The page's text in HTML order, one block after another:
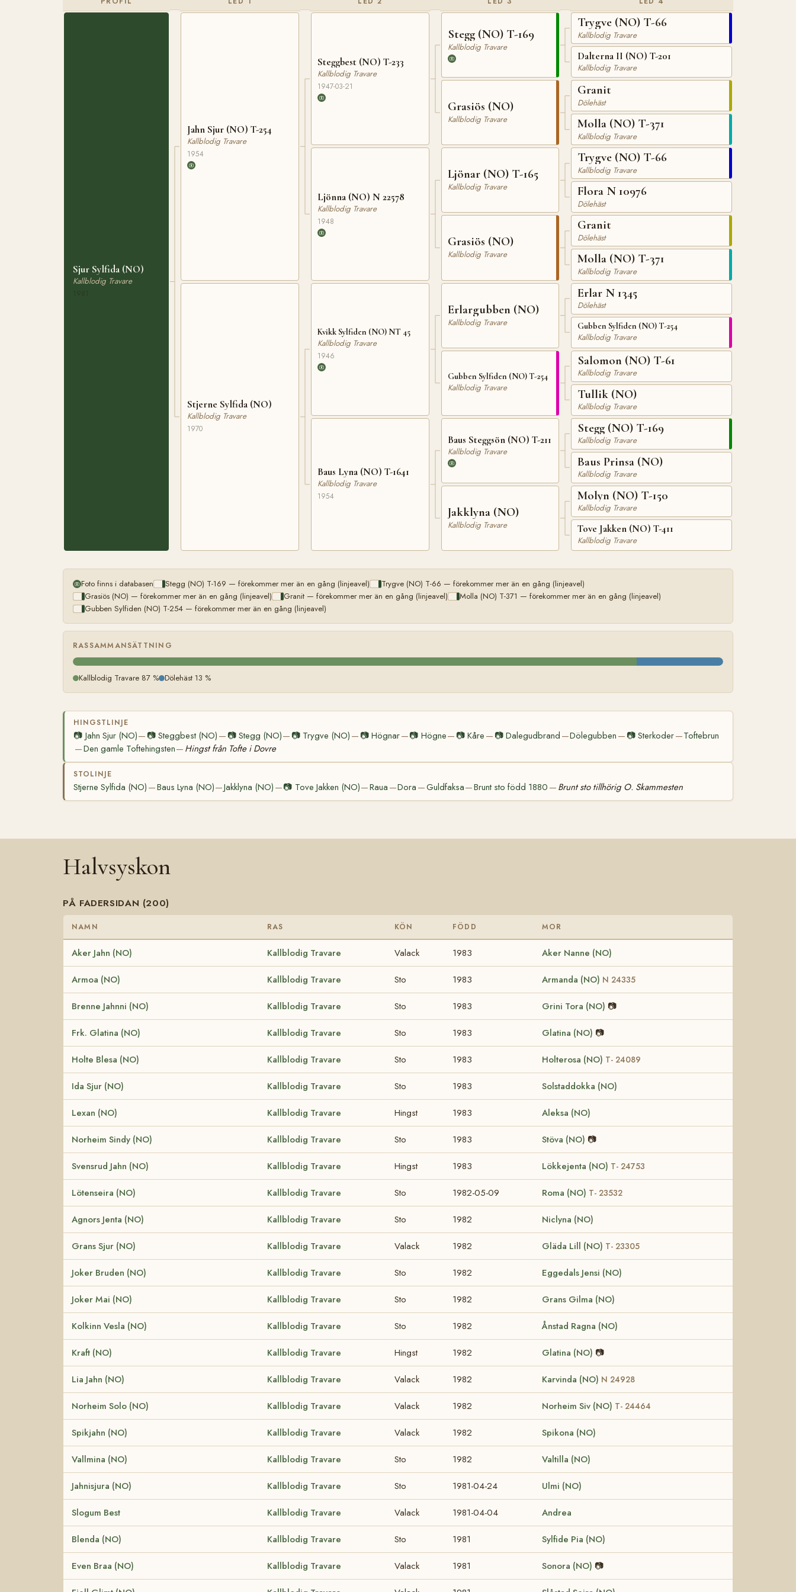
Sjur Sylfida (NO)
Kallblodig Travare
Jahn Sjur (NO) T-254
Kallblodig Travare
1954
Stjerne Sylfida (NO)
Kallblodig Travare
1970
Steggbest (NO) T-233
Kallblodig Travare
1947-03-21
Ljönna (NO) N 22578
Kallblodig Travare
1948
Kvikk Sylfiden (NO) NT 45
Kallblodig Travare
1946
Baus Lyna (NO) T-1641
Kallblodig Travare
1954
Stegg (NO) T-169
Kallblodig Travare
Grasiös (NO)
Kallblodig Travare
Ljönar (NO) T-165
Kallblodig Travare
Grasiös (NO)
Kallblodig Travare
Erlargubben (NO)
Kallblodig Travare
Gubben Sylfiden (NO) T-254
Kallblodig Travare
Baus Steggsön (NO) T-211
Kallblodig Travare
Jakklyna (NO)
Kallblodig Travare
Trygve (NO) T-66
Kallblodig Travare
Dalterna II (NO) T-201
Kallblodig Travare
Granit
Dölehäst
Molla (NO) T-371
Kallblodig Travare
Trygve (NO) T-66
Kallblodig Travare
Flora N 10976
Dölehäst
Granit
Dölehäst
Molla (NO) T-371
Kallblodig Travare
Erlar N 1345
Dölehäst
Gubben Sylfiden (NO) T-254
Kallblodig Travare
Salomon (NO) T-61
Kallblodig Travare
Tullik (NO)
Kallblodig Travare
Stegg (NO) T-169
Kallblodig Travare
Baus Prinsa (NO)
Kallblodig Travare
Molyn (NO) T-150
Kallblodig Travare
Tove Jakken (NO) T-411
Kallblodig Travare
Foto finns i databasen Stegg (NO) T-169 — förekommer mer än en gång (linjeavel)
Trygve (NO) T-66 — förekommer mer än en gång (linjeavel)
Grasiös (NO) — förekommer mer än en gång (linjeavel)
Granit — förekommer mer än en gång (linjeavel)
Molla (NO) T-371 — förekommer mer än en gång (linjeavel)
Gubben Sylfiden (NO) T-254 — förekommer mer än en gång (linjeavel)
RASSAMMANSÄTTNING
Kallblodig Travare 87 % Dölehäst 13 %
HINGSTLINJE
📷 Jahn Sjur (NO)— 📷Steggbest (NO) — 📷 Stegg (NO)— 📷 Trygve (NO) — 📷Högnar—📷 Högne— 📷Kåre — 📷Dalegudbrand —Dölegubben — 📷Sterkoder—Toftebrun
—Den gamle Toftehingsten— Hingst från Tofte i Dovre
STOLINJE
Stjerne Sylfida (NO) —Baus Lyna (NO)—Jakklyna (NO) —📷 Tove Jakken (NO)—Raua —Dora —Guldfaksa—Brunt sto född 1880 — Brunt sto tillhörig O. Skammesten
Halvsyskon
PÅ FADERSIDAN (200)
NAMN RAS KÖN FÖDD MOR
Aker Jahn (NO) Kallblodig Travare Valack 1983 Aker Nanne (NO)
Armoa (NO) Kallblodig Travare Sto 1983 Armanda (NO) N 24335
Brenne Jahnni (NO) Kallblodig Travare Sto 1983 Grini Tora (NO) 📷
Frk. Glatina (NO) Kallblodig Travare Sto 1983 Glatina (NO) 📷
Holte Blesa (NO) Kallblodig Travare Sto 1983 Holterosa (NO) T- 24089
Ida Sjur (NO) Kallblodig Travare Sto 1983 Solstaddokka (NO)
Lexan (NO) Kallblodig Travare Hingst 1983 Aleksa (NO)
Norheim Sindy (NO) Kallblodig Travare Sto 1983 Stöva (NO) 📷
Svensrud Jahn (NO) Kallblodig Travare Hingst 1983 Lökkejenta (NO) T- 24753
Lötenseira (NO) Kallblodig Travare Sto 1982-05-09 Roma (NO) T- 23532
Agnors Jenta (NO) Kallblodig Travare Sto 1982 Niclyna (NO)
Grans Sjur (NO) Kallblodig Travare Valack 1982 Gläda Lill (NO) T- 23305
Joker Bruden (NO) Kallblodig Travare Sto 1982 Eggedals Jensi (NO)
Joker Mai (NO) Kallblodig Travare Sto 1982 Grans Gilma (NO)
Kolkinn Vesla (NO) Kallblodig Travare Sto 1982 Ånstad Ragna (NO)
Kraft (NO) Kallblodig Travare Hingst 1982 Glatina (NO) 📷
Lia Jahn (NO) Kallblodig Travare Valack 1982 Karvinda (NO) N 24928
Norheim Solo (NO) Kallblodig Travare Valack 1982 Norheim Siv (NO) T- 24464
Spikjahn (NO) Kallblodig Travare Valack 1982 Spikona (NO)
Vallmina (NO) Kallblodig Travare Sto 1982 Valtilla (NO)
Jahnisjura (NO) Kallblodig Travare Sto 1981-04-24 Ulmi (NO)
Slogum Best Kallblodig Travare Valack 1981-04-04 Andrea
Blenda (NO) Kallblodig Travare Sto 1981 Sylfide Pia (NO)
Even Braa (NO) Kallblodig Travare Valack 1981 Sonora (NO) 📷